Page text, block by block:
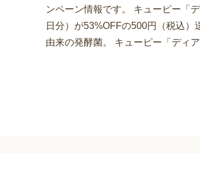
ンペーン情報です。 キューピー「
日分）が53%OFFの500円（税込）
由来の発酵菌。 キューピー「ディ